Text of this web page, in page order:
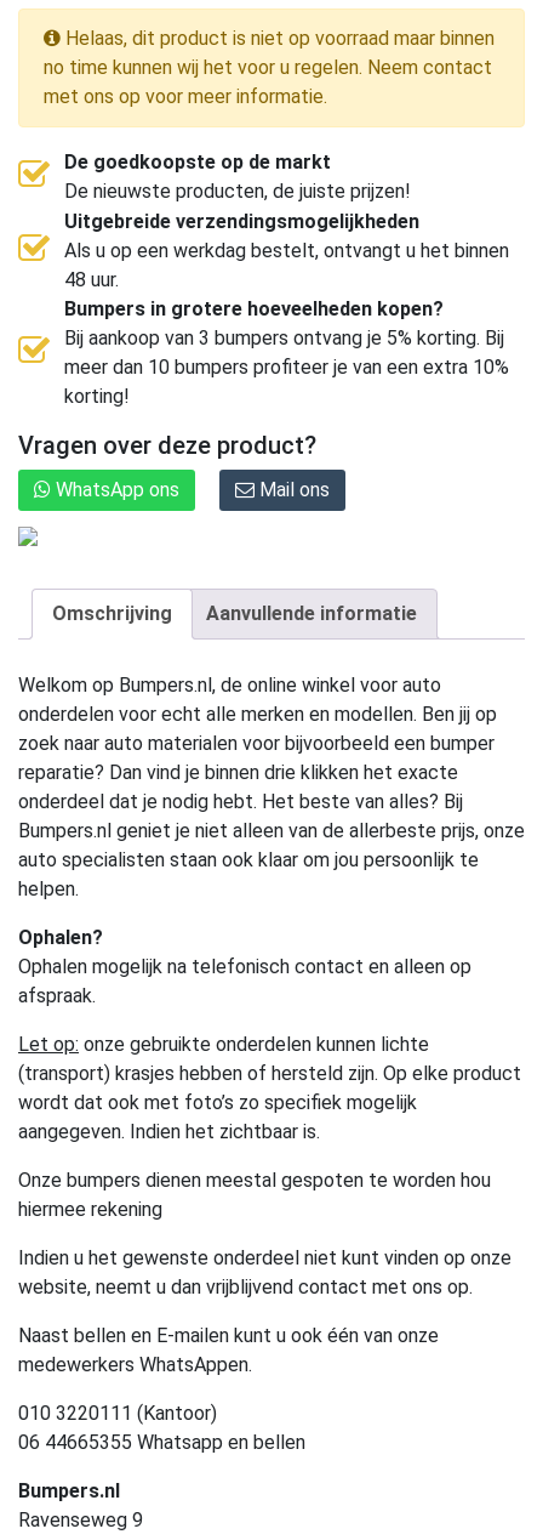
Helaas, dit product is niet op voorraad maar binnen
no time kunnen wij het voor u regelen. Neem contact
met ons op voor meer informatie.
De goedkoopste op de markt
De nieuwste producten, de juiste prijzen!
Uitgebreide verzendingsmogelijkheden
Als u op een werkdag bestelt, ontvangt u het binnen
48 uur.
Bumpers in grotere hoeveelheden kopen?
Bij aankoop van 3 bumpers ontvang je 5% korting. Bij
meer dan 10 bumpers profiteer je van een extra 10%
korting!
Vragen over deze product?
WhatsApp ons Mail ons
Omschrijving Aanvullende informatie
Welkom op Bumpers.nl, de online winkel voor auto
onderdelen voor echt alle merken en modellen. Ben jij op
zoek naar auto materialen voor bijvoorbeeld een bumper
reparatie? Dan vind je binnen drie klikken het exacte
onderdeel dat je nodig hebt. Het beste van alles? Bij
Bumpers.nl geniet je niet alleen van de allerbeste prijs, onze
auto specialisten staan ook klaar om jou persoonlijk te
helpen.
Ophalen?
Ophalen mogelijk na telefonisch contact en alleen op
afspraak.
Let op: onze gebruikte onderdelen kunnen lichte
(transport) krasjes hebben of hersteld zijn. Op elke product
wordt dat ook met foto’s zo specifiek mogelijk
aangegeven. Indien het zichtbaar is.
Onze bumpers dienen meestal gespoten te worden hou
hiermee rekening
Indien u het gewenste onderdeel niet kunt vinden op onze
website, neemt u dan vrijblijvend contact met ons op.
Naast bellen en E-mailen kunt u ook één van onze
medewerkers WhatsAppen.
010 3220111 (Kantoor)
06 44665355 Whatsapp en bellen
Bumpers.nl
Ravenseweg 9